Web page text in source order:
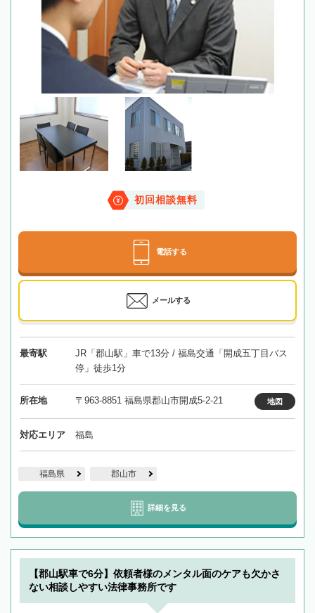
初回相談無料
電話する
メールする
最寄駅
JR「郡山駅」車で13分 / 福島交通「開成五丁目バス
停」徒歩1分
所在地 〒963-8851 福島県郡山市開成5-2-21 地図
対応エリア 福島
福島県 郡山市
詳細を見る
【郡山駅車で6分】依頼者様のメンタル面のケアも欠かさ
ない相談しやすい法律事務所です